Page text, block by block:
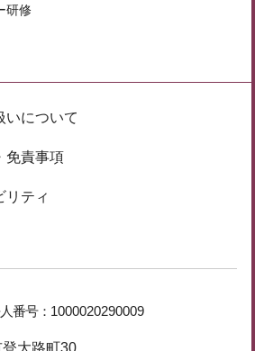
研修
いについて
免責事項
リティ
番号： 1000020290009